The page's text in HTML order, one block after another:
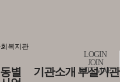
LOGIN
JOIN
SITEMAP
동별
기관소개 부설기관